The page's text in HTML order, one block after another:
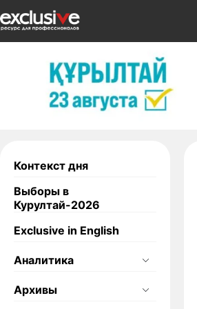
Контекст дня
Выборы в
Курултай-2026
Exclusive in English
Аналитика
Архивы